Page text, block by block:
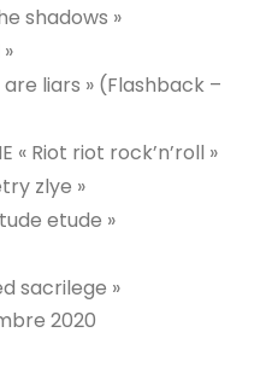
shadows »
are liars » (Flashback –
« Riot riot rock’n’roll »
zlye »
etude »
sacrilege »
2020